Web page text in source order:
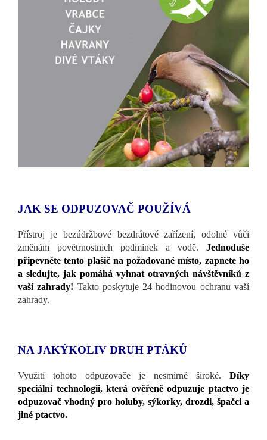
JAK SE ODPUZOVAČ POUŽÍVÁ
Přístroj je bezúdržbové bezdrátové zařízení, odolné vůči
změnám povětrnostních podmínek a vodě. Jednoduše
připevněte tento plašič na požadované místo, zapnete ho
a sledujte, jak pomáhá vyhnat otravných návštěvníků z
vaší zahrady! Takto poskytuje 24 hodinovou ochranu vaší
zahrady.
NA JAKÝKOLIV DRUH PTÁKŮ
Využití tohoto odpuzovače je nesmírně široké. Díky
speciální technologii, která ověřeně odpuzuje ptactvo je
odpuzovač vhodný pro holuby, sýkorky, drozdi, špačci a
jiné ptactvo.